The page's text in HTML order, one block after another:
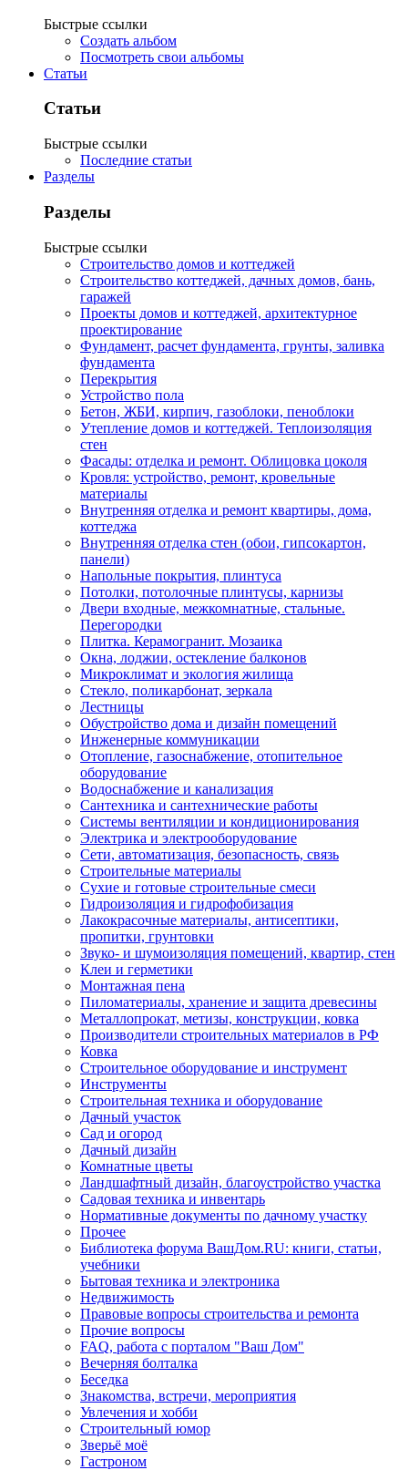
Быстрые ссылки
Создать альбом
Посмотреть свои альбомы
Статьи
Статьи
Быстрые ссылки
Последние статьи
Разделы
Разделы
Быстрые ссылки
Строительство домов и коттеджей
Строительство коттеджей, дачных домов, бань,
гаражей
Проекты домов и коттеджей, архитектурное
проектирование
Фундамент, расчет фундамента, грунты, заливка
фундамента
Перекрытия
Устройство пола
Бетон, ЖБИ, кирпич, газоблоки, пеноблоки
Утепление домов и коттеджей. Теплоизоляция
стен
Фасады: отделка и ремонт. Облицовка цоколя
Кровля: устройство, ремонт, кровельные
материалы
Внутренняя отделка и ремонт квартиры, дома,
коттеджа
Внутренняя отделка стен (обои, гипсокартон,
панели)
Напольные покрытия, плинтуса
Потолки, потолочные плинтусы, карнизы
Двери входные, межкомнатные, стальные.
Перегородки
Плитка. Керамогранит. Мозаика
Окна, лоджии, остекление балконов
Микроклимат и экология жилища
Стекло, поликарбонат, зеркала
Лестницы
Обустройство дома и дизайн помещений
Инженерные коммуникации
Отопление, газоснабжение, отопительное
оборудование
Водоснабжение и канализация
Сантехника и сантехнические работы
Системы вентиляции и кондиционирования
Электрика и электрооборудование
Сети, автоматизация, безопасность, связь
Строительные материалы
Сухие и готовые строительные смеси
Гидроизоляция и гидрофобизация
Лакокрасочные материалы, антисептики,
пропитки, грунтовки
Звуко- и шумоизоляция помещений, квартир, стен
Клеи и герметики
Монтажная пена
Пиломатериалы, хранение и защита древесины
Металлопрокат, метизы, конструкции, ковка
Производители строительных материалов в РФ
Ковка
Строительное оборудование и инструмент
Инструменты
Строительная техника и оборудование
Дачный участок
Сад и огород
Дачный дизайн
Комнатные цветы
Ландшафтный дизайн, благоустройство участка
Садовая техника и инвентарь
Нормативные документы по дачному участку
Прочее
Библиотека форума ВашДом.RU: книги, статьи,
учебники
Бытовая техника и электроника
Недвижимость
Правовые вопросы строительства и ремонта
Прочие вопросы
FAQ, работа с порталом "Ваш Дом"
Вечерняя болталка
Беседка
Знакомства, встречи, мероприятия
Увлечения и хобби
Строительный юмор
Зверьё моё
Гастроном